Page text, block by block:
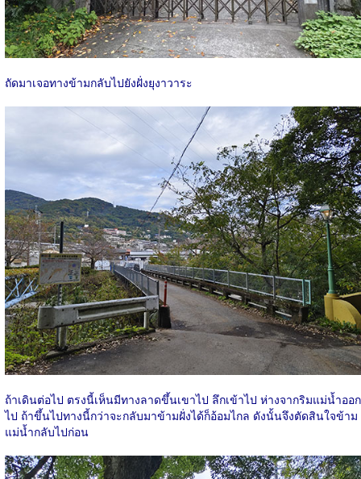
ถัดมาเจอทางข้ามกลับไปยังฝั่งยุงาวาระ
ถ้าเดินต่อไป ตรงนี้เห็นมีทางลาดขึ้นเขาไป ลึกเข้าไป ห่างจากริมแม่น้ำออก
ไป ถ้าขึ้นไปทางนี้กว่าจะกลับมาข้ามฝั่งได้ก็อ้อมไกล ดังนั้นจึงตัดสินใจข้าม
แม่น้ำกลับไปก่อน